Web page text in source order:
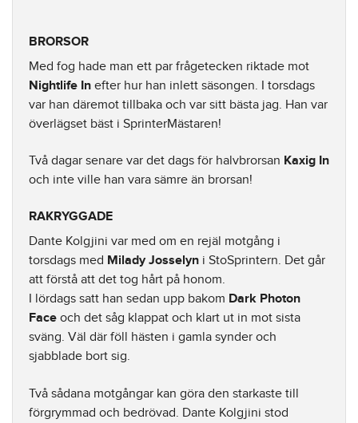
BRORSOR
Med fog hade man ett par frågetecken riktade mot
Nightlife In efter hur han inlett säsongen. I torsdags
var han däremot tillbaka och var sitt bästa jag. Han var
överlägset bäst i SprinterMästaren!
Två dagar senare var det dags för halvbrorsan Kaxig In
och inte ville han vara sämre än brorsan!
RAKRYGGADE
Dante Kolgjini var med om en rejäl motgång i
torsdags med Milady Josselyn i StoSprintern. Det går
att förstå att det tog hårt på honom.
I lördags satt han sedan upp bakom Dark Photon
Face och det såg klappat och klart ut in mot sista
sväng. Väl där föll hästen i gamla synder och
sjabblade bort sig.
Två sådana motgångar kan göra den starkaste till
förgrymmad och bedrövad. Dante Kolgjini stod